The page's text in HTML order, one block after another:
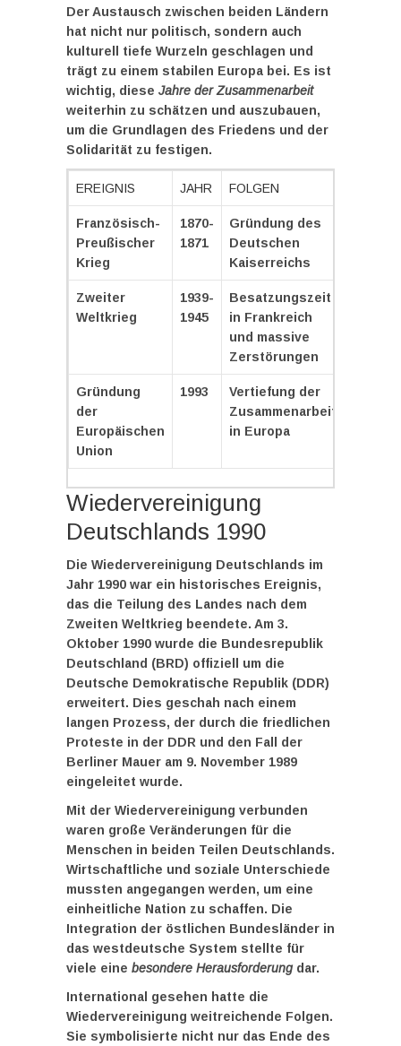
Der Austausch zwischen beiden Ländern
hat nicht nur politisch, sondern auch
kulturell tiefe Wurzeln geschlagen und
trägt zu einem stabilen Europa bei. Es ist
wichtig, diese Jahre der Zusammenarbeit
weiterhin zu schätzen und auszubauen,
um die Grundlagen des Friedens und der
Solidarität zu festigen.
EREIGNIS JAHR FOLGEN
Französisch-
Preußischer
Krieg
1870-
1871
Gründung des
Deutschen
Kaiserreichs
Zweiter
Weltkrieg
1939-
1945
Besatzungszeit
in Frankreich
und massive
Zerstörungen
Gründung
der
Europäischen
Union
1993
Vertiefung der
Zusammenarbeit
in Europa
Wiedervereinigung
Deutschlands 1990
Die Wiedervereinigung Deutschlands im
Jahr 1990 war ein historisches Ereignis,
das die Teilung des Landes nach dem
Zweiten Weltkrieg beendete. Am 3.
Oktober 1990 wurde die Bundesrepublik
Deutschland (BRD) offiziell um die
Deutsche Demokratische Republik (DDR)
erweitert. Dies geschah nach einem
langen Prozess, der durch die friedlichen
Proteste in der DDR und den Fall der
Berliner Mauer am 9. November 1989
eingeleitet wurde.
Mit der Wiedervereinigung verbunden
waren große Veränderungen für die
Menschen in beiden Teilen Deutschlands.
Wirtschaftliche und soziale Unterschiede
mussten angegangen werden, um eine
einheitliche Nation zu schaffen. Die
Integration der östlichen Bundesländer in
das westdeutsche System stellte für
viele eine besondere Herausforderung dar.
International gesehen hatte die
Wiedervereinigung weitreichende Folgen.
Sie symbolisierte nicht nur das Ende des